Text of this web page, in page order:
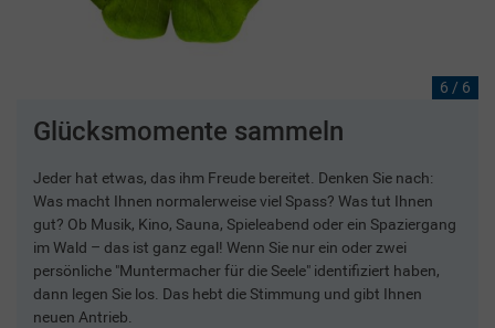
6 / 6
Glücksmomente sammeln
Jeder hat etwas, das ihm Freude bereitet. Denken Sie nach:
Was macht Ihnen normalerweise viel Spass? Was tut Ihnen
gut? Ob Musik, Kino, Sauna, Spieleabend oder ein Spaziergang
im Wald – das ist ganz egal! Wenn Sie nur ein oder zwei
persönliche "Muntermacher für die Seele" identifiziert haben,
dann legen Sie los. Das hebt die Stimmung und gibt Ihnen
neuen Antrieb.